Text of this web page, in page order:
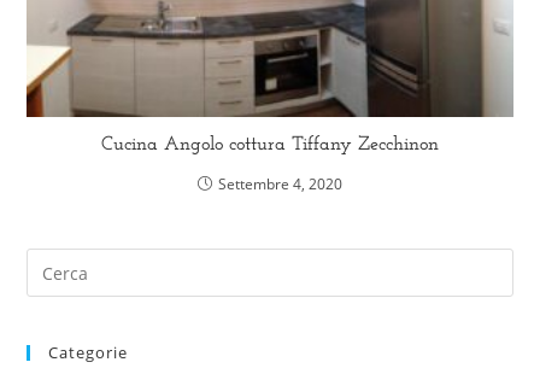
Cucina Angolo cottura Tiffany Zecchinon
Settembre 4, 2020
Categorie